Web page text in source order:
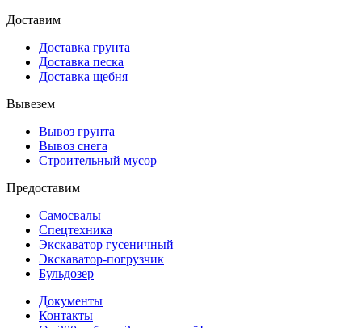
Доставим
Доставка грунта
Доставка песка
Доставка щебня
Вывезем
Вывоз грунта
Вывоз снега
Строительный мусор
Предоставим
Самосвалы
Спецтехника
Экскаватор гусеничный
Экскаватор-погрузчик
Бульдозер
Документы
Контакты